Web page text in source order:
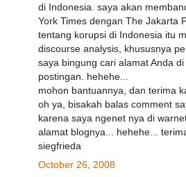
di Indonesia. saya akan
York Times dengan The Jakarta
tentang korupsi di Indonesia itu
discourse analysis, khususnya
saya bingung cari alamat Anda
postingan. hehehe...
mohon bantuannya, dan terima
oh ya, bisakah balas comment
karena saya ngenet nya di
alamat blognya... hehehe...
siegfrieda
October 26, 2008